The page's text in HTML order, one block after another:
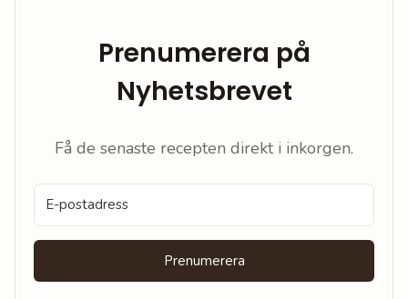
Prenumerera på
Nyhetsbrevet
Få de senaste recepten direkt i inkorgen.
Prenumerera